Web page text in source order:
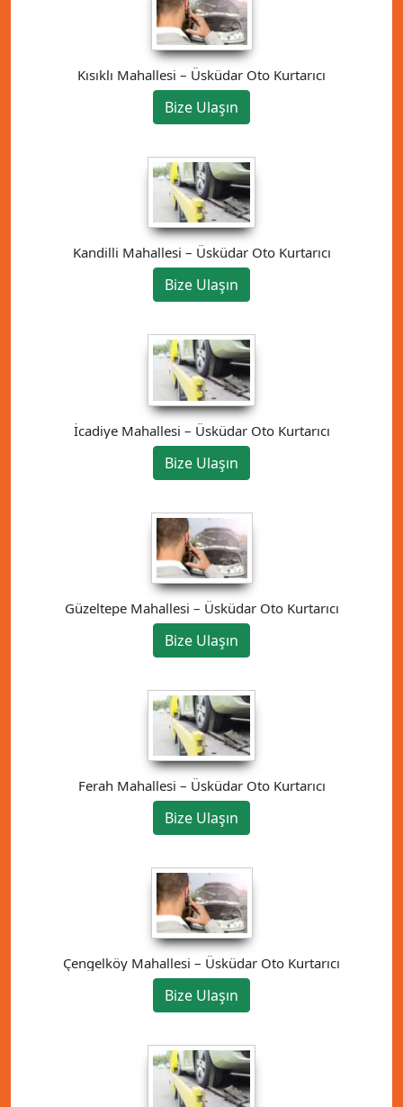
Kısıklı Mahallesi – Üsküdar Oto Kurtarıcı
Bize Ulaşın
Kandilli Mahallesi – Üsküdar Oto Kurtarıcı
Bize Ulaşın
İcadiye Mahallesi – Üsküdar Oto Kurtarıcı
Bize Ulaşın
Güzeltepe Mahallesi – Üsküdar Oto Kurtarıcı
Bize Ulaşın
Ferah Mahallesi – Üsküdar Oto Kurtarıcı
Bize Ulaşın
Çengelköy Mahallesi – Üsküdar Oto Kurtarıcı
Bize Ulaşın